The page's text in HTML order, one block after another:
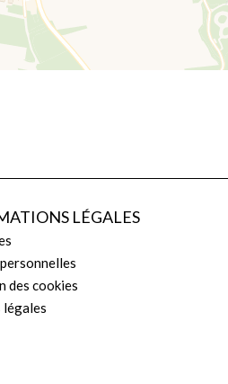
LÉGALES
des cookies